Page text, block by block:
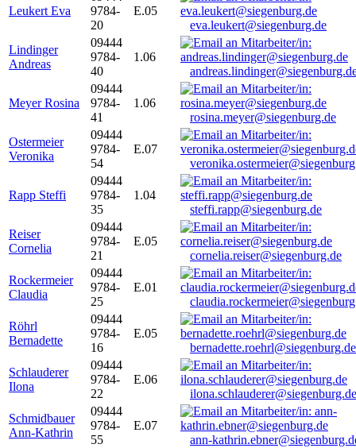
Leukert Eva
9784-
20
E.05
eva.leukert@siegenburg.de
Lindinger
Andreas
09444
9784-
40
1.06
Meyer Rosina
09444
9784-
41
1.06
rosina.meyer@siegenburg.de
Ostermeier
Veronika
09444
9784-
54
E.07
Rapp Steffi
09444
9784-
35
1.04
steffi.rapp@siegenburg.de
Reiser
Cornelia
09444
9784-
21
E.05
cornelia.reiser@siegenburg.de
Rockermeier
Claudia
09444
9784-
25
E.01
Röhrl
Bernadette
09444
9784-
16
E.05
bernadette.roehrl@siegenburg.de
Schlauderer
Ilona
09444
9784-
22
E.06
ilona.schlauderer@siegenburg.de
Schmidbauer
Ann-Kathrin
09444
9784-
55
E.07
ann-